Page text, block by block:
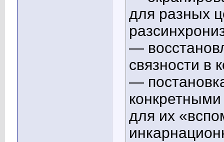
для разных
—
связности в
—
для их